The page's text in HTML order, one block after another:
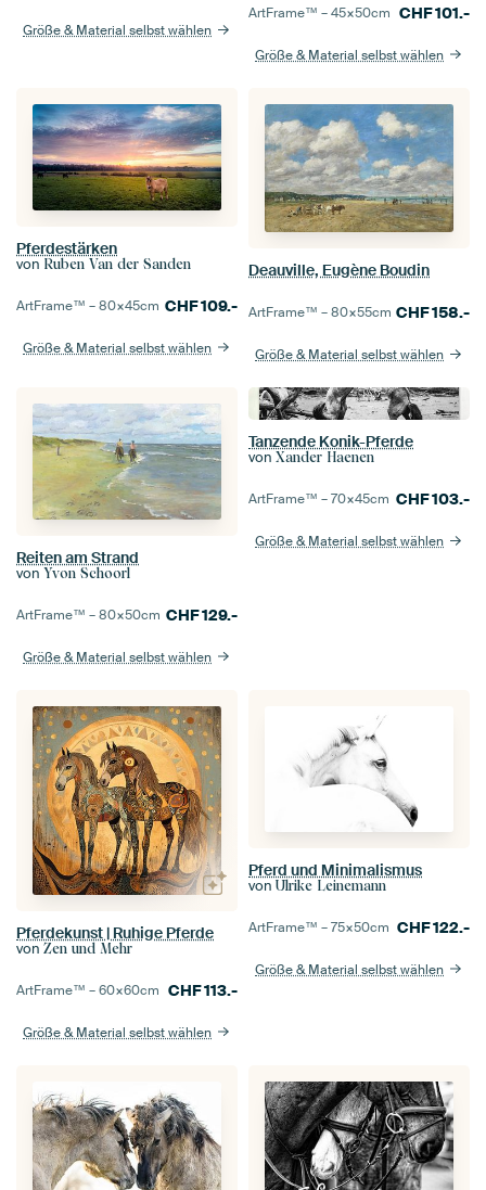
Größe & Material selbst wählen
ArtFrame™ –45×50cm CHF101.-
Größe & Material selbst wählen
Pferdestärken
von Ruben Van der Sanden
ArtFrame™ –80×45cm CHF109.-
Größe & Material selbst wählen
Deauville, Eugène Boudin
ArtFrame™ –80×55cm CHF158.-
Größe & Material selbst wählen
Reiten am Strand
von Yvon Schoorl
ArtFrame™ –80×50cm CHF129.-
Größe & Material selbst wählen
Tanzende Konik-Pferde
von Xander Haenen
ArtFrame™ –70×45cm CHF103.-
Größe & Material selbst wählen
Pferdekunst | Ruhige Pferde
von Zen und Mehr
ArtFrame™ –60×60cm CHF113.-
Größe & Material selbst wählen
Pferd und Minimalismus
von Ulrike Leinemann
ArtFrame™ –75×50cm CHF122.-
Größe & Material selbst wählen